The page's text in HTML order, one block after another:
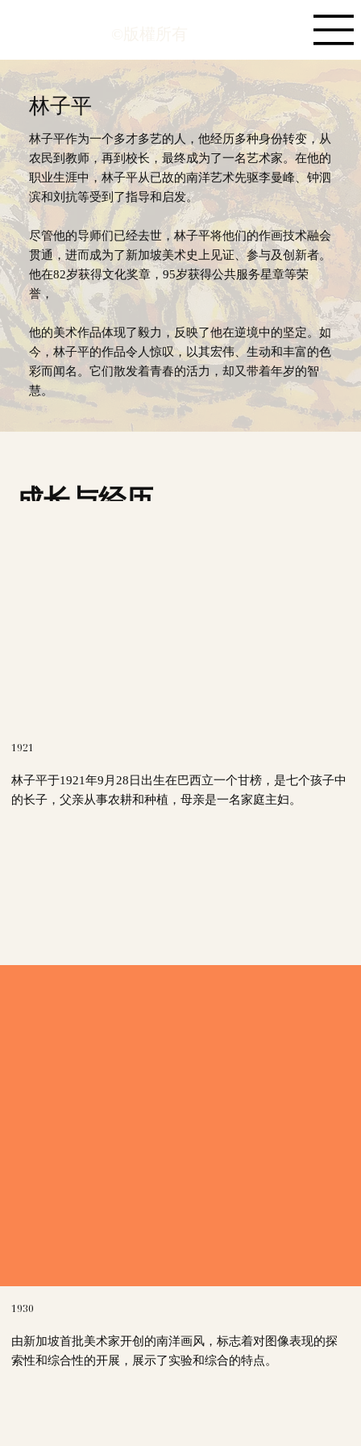
林子平
林子平作为一个多才多艺的人，他经历多种身份转变，从
农民到教师，再到校长，最终成为了一名艺术家。在他的
职业生涯中，林子平从已故的南洋艺术先驱李曼峰、钟泗
滨和刘抗等受到了指导和启发。
尽管他的导师们已经去世，林子平将他们的作画技术融会
贯通，进而成为了新加坡美术史上见证、参与及创新者。
他在82岁获得文化奖章，95岁获得公共服务星章等荣
誉，
他的美术作品体现了毅力，反映了他在逆境中的坚定。如
今，林子平的作品令人惊叹，以其宏伟、生动和丰富的色
彩而闻名。它们散发着青春的活力，却又带着年岁的智
慧。
成长与经历
1921
林子平于1921年9月28日出生在巴西立一个甘榜，是七个孩子中
的长子，父亲从事农耕和种植，母亲是一名家庭主妇。
1930
由新加坡首批美术家开创的南洋画风，标志着对图像表现的探
索性和综合性的开展，展示了实验和综合的特点。